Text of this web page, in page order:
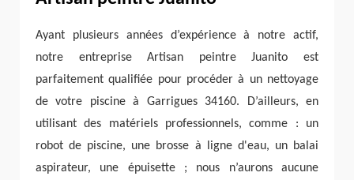
Ayant plusieurs années d’expérience à notre actif,
notre entreprise Artisan peintre Juanito est
parfaitement qualifiée pour procéder à un nettoyage
de votre piscine à Garrigues 34160. D’ailleurs, en
utilisant des matériels professionnels, comme : un
robot de piscine, une brosse à ligne d'eau, un balai
aspirateur, une épuisette ; nous n’aurons aucune